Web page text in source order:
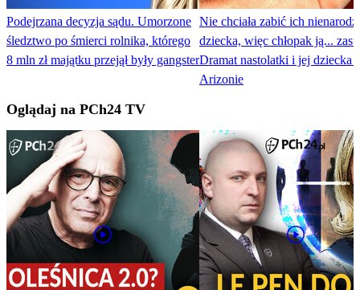
Podejrzana decyzja sądu. Umorzone
śledztwo po śmierci rolnika, którego
8 mln zł majątku przejął były gangster
Nie chciała zabić ich
dziecka, więc chłopak ją...
Dramat nastolatki i jej dziecka
Arizonie
Oglądaj na PCh24 TV